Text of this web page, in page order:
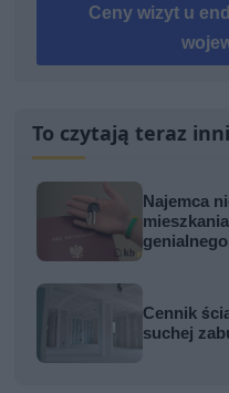
Ceny wizyt u
To czytają teraz inni
Najemca
Cennik
suchej